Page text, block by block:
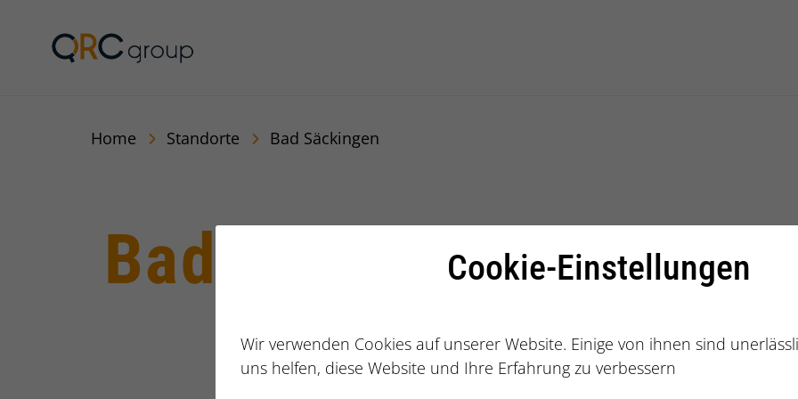
Home Standorte Bad Säckingen
Bad SäckingenCookie-Einstellungen
Wir verwenden Cookies auf unserer Website. Einige von ihnen sind
uns helfen, diese Website und Ihre Erfahrung zu verbessern